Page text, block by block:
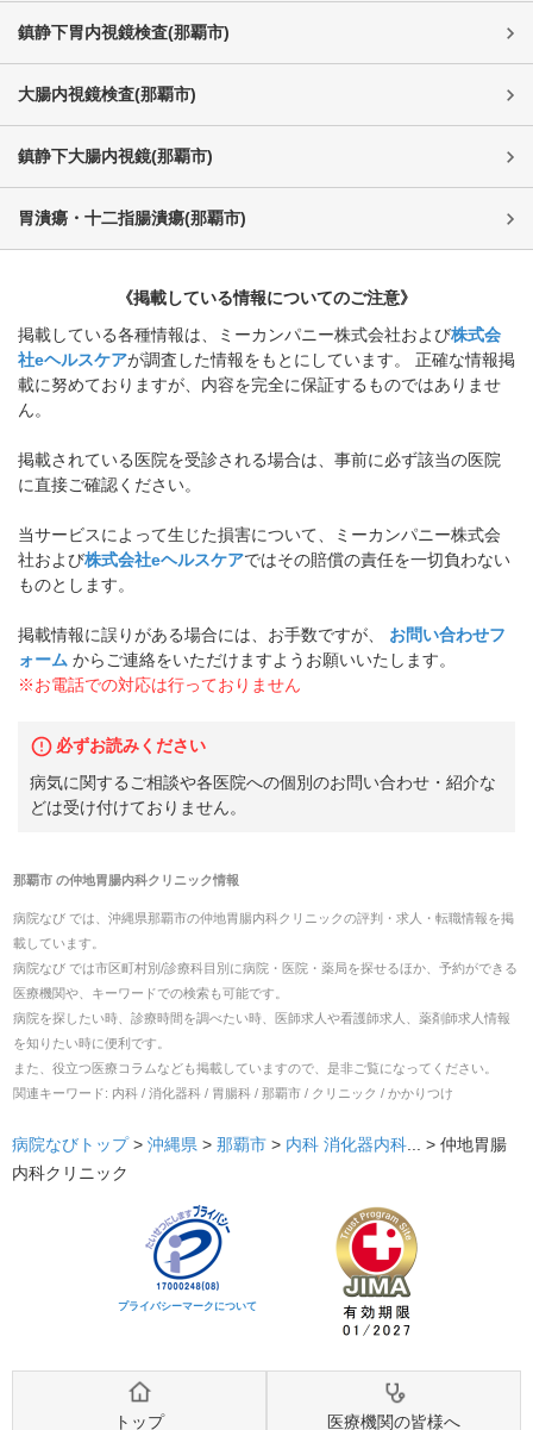
鎮静下胃内視鏡検査(那覇市)
大腸内視鏡検査(那覇市)
鎮静下大腸内視鏡(那覇市)
胃潰瘍・十二指腸潰瘍(那覇市)
《掲載している情報についてのご注意》
掲載している各種情報は、ミーカンパニー株式会社および株式会
社eヘルスケアが調査した情報をもとにしています。 正確な情報掲
載に努めておりますが、内容を完全に保証するものではありませ
ん。
掲載されている医院を受診される場合は、事前に必ず該当の医院
に直接ご確認ください。
当サービスによって生じた損害について、ミーカンパニー株式会
社および株式会社eヘルスケアではその賠償の責任を一切負わない
ものとします。
掲載情報に誤りがある場合には、お手数ですが、
お問い合わせフ
ォーム からご連絡をいただけますようお願いいたします。
※お電話での対応は行っておりません
必ずお読みください
病気に関するご相談や各医院への個別のお問い合わせ・紹介な
どは受け付けておりません。
那覇市の仲地胃腸内科クリニック情報
病院なび では、 沖縄県那覇市の仲地胃腸内科クリニックの評判・求人・転職情報を掲
載しています。
病院なび では市区町村別/診療科目別に病院・医院・薬局を探せるほか、予約ができる
医療機関や、キーワードでの検索も可能です。
病院を探したい時、診療時間を調べたい時、医師求人や看護師求人、薬剤師求人情報
を知りたい時に便利です。
また、役立つ医療コラムなども掲載していますので、是非ご覧になってください。
関連キーワード: 内科 / 消化器科 / 胃腸科 / 那覇市 / クリニック / かかりつけ
病院なびトップ> 沖縄県 > 那覇市 > 内科 消化器内科 ... > 仲地胃腸
内科クリニック
プライバシーマークについて
トップ 医療機関の皆様へ